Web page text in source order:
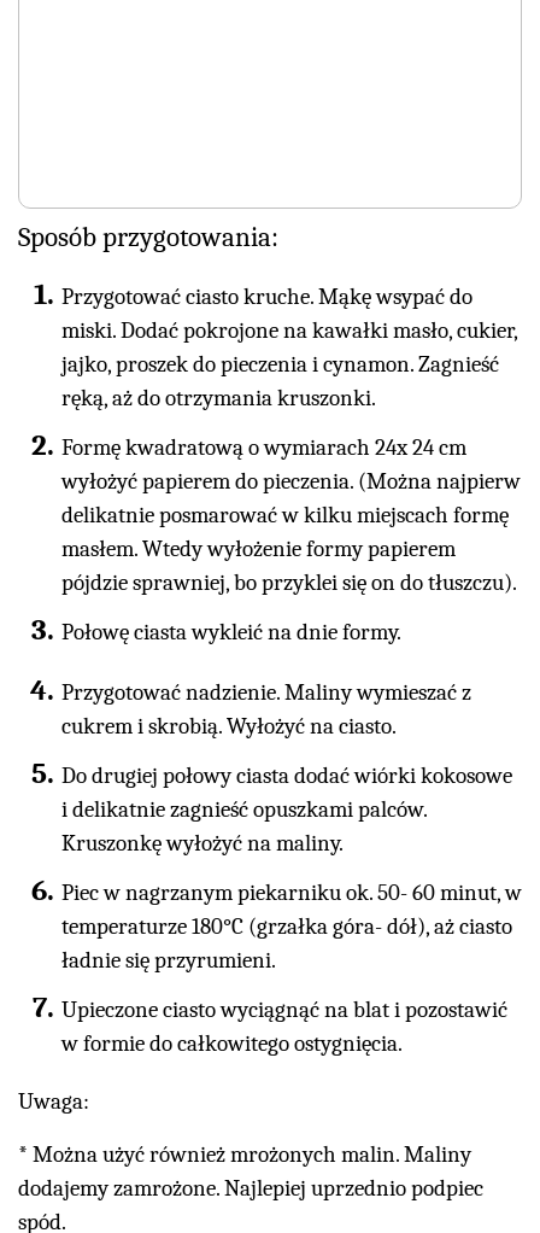
Sposób przygotowania:
Przygotować ciasto kruche. Mąkę wsypać do
miski. Dodać pokrojone na kawałki masło, cukier,
jajko, proszek do pieczenia i cynamon. Zagnieść
ręką, aż do otrzymania kruszonki.
Formę kwadratową o wymiarach 24x 24 cm
wyłożyć papierem do pieczenia. (Można najpierw
delikatnie posmarować w kilku miejscach formę
masłem. Wtedy wyłożenie formy papierem
pójdzie sprawniej, bo przyklei się on do tłuszczu).
Połowę ciasta wykleić na dnie formy.
Przygotować nadzienie. Maliny wymieszać z
cukrem i skrobią. Wyłożyć na ciasto.
Do drugiej połowy ciasta dodać wiórki kokosowe
i delikatnie zagnieść opuszkami palców.
Kruszonkę wyłożyć na maliny.
Piec w nagrzanym piekarniku ok. 50- 60 minut, w
temperaturze 180°C (grzałka góra- dół), aż ciasto
ładnie się przyrumieni.
Upieczone ciasto wyciągnąć na blat i pozostawić
w formie do całkowitego ostygnięcia.
Uwaga:
* Można użyć również mrożonych malin. Maliny
dodajemy zamrożone. Najlepiej uprzednio podpiec
spód.